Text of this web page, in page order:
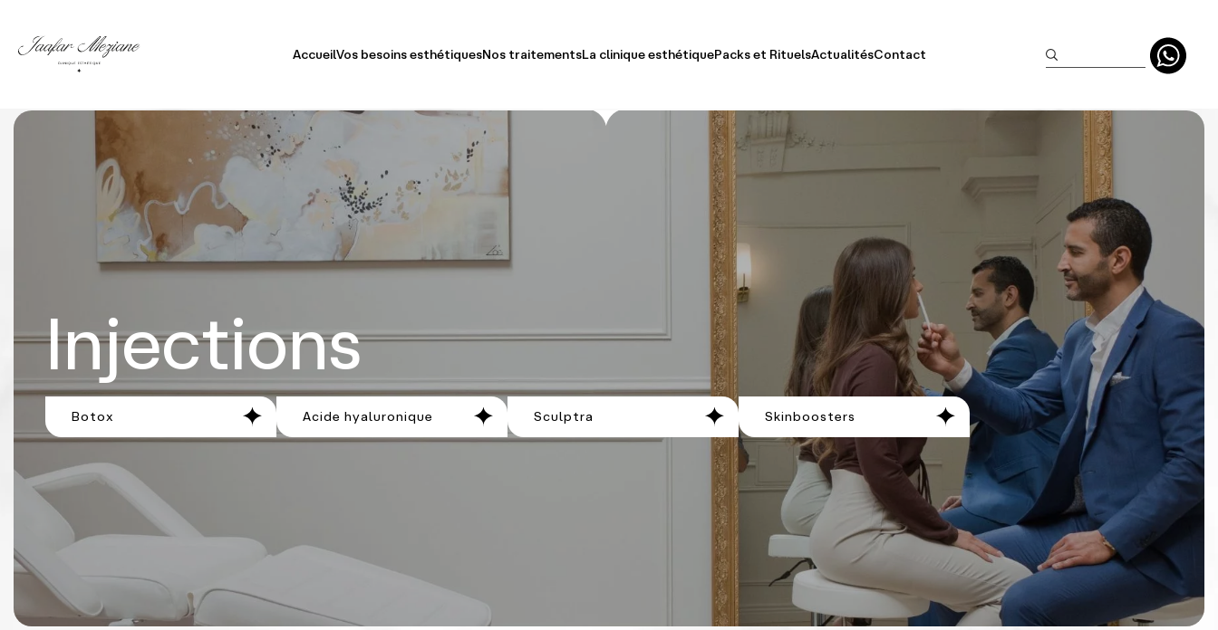
AccueilVos besoins esthétiques
Double-Menton & Cou
Corps
Cheveux & Poils
Nos traitementsLa clinique esthétique
Docteur Jaafar Meziane
Découvrir Notre Clinique
Packs et RituelsActualitésContact
Injections
Botox Acide hyaluronique Sculptra Skinboosters